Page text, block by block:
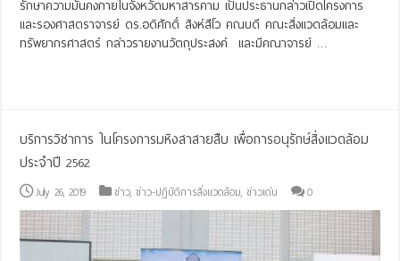
รักษาความมั่นคงภายในจังหวัดมหาสารคาม เป็นประธานกล่าวเปิดโครงการ
และรองศาสตราจารย์ ดร.อดิศักดิ์ สิงห์สีโว คณบดี คณะสิ่งแวดล้อมและ
ทรัพยากรศาสตร์ กล่าวรายงานวัตถุประสงค์ และมีคณาจารย์ …
บริการวิชาการ ในโครงการมหิงสาสายสืบ เพื่อการอนุรักษ์สิ่งแวดล้อม
ประจำปี 2562
July 26, 2019 ข่าว,ข่าว-ปฏิบัติการสิ่งแวดล้อม,ข่าวเด่น 0